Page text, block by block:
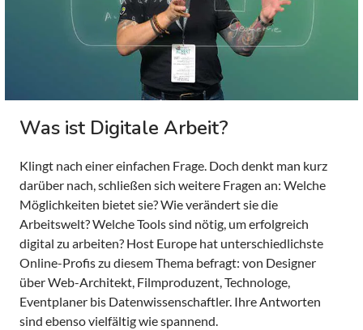
Was ist Digitale Arbeit?
Klingt nach einer einfachen Frage. Doch denkt man kurz
darüber nach, schließen sich weitere Fragen an: Welche
Möglichkeiten bietet sie? Wie verändert sie die
Arbeitswelt? Welche Tools sind nötig, um erfolgreich
digital zu arbeiten? Host Europe hat unterschiedlichste
Online-Profis zu diesem Thema befragt: von Designer
über Web-Architekt, Filmproduzent, Technologe,
Eventplaner bis Datenwissenschaftler. Ihre Antworten
sind ebenso vielfältig wie spannend.